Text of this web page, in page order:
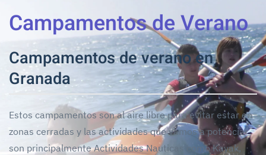
Campamentos de Verano
Campamentos de verano en
Granada
Estos campamentos son al aire libre para evitar estar en
zonas cerradas y las actividades que vamos a potenciar
son principalmente Actividades Nauticas como Kayak,